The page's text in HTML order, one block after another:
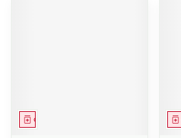
Geneesmiddel